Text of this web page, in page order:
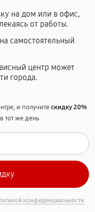
на дом или в офис,
от работы.
самостоятельный
центр может
города.
и получитескидку 20%
тот же день
конфиденциальности